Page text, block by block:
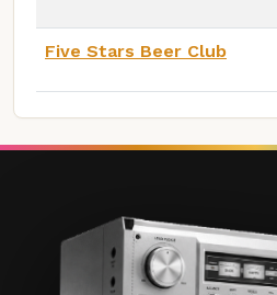
Five Stars Beer Club